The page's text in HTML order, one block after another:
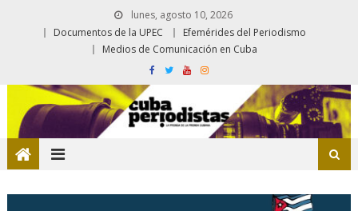
lunes, agosto 10, 2026
Documentos de la UPEC
Efemérides del Periodismo
Medios de Comunicación en Cuba